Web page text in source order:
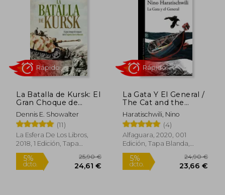
5%
dcto. 29,93 €
5%
dcto.
La Batalla de Kursk: El
Gran Choque de
Tanques de la
Segunda Guerra
Mundial
Dennis E. Showalter
(11)
La Esfera De Los Libros,
2018, 1 Edición, Tapa
Blanda, Nuevo
La Gata Y El General /
The Cat and the
General
Haratischwili, Nino
(4)
Alfaguara, 2020, 001
Edición, Tapa Blanda,
Nuevo